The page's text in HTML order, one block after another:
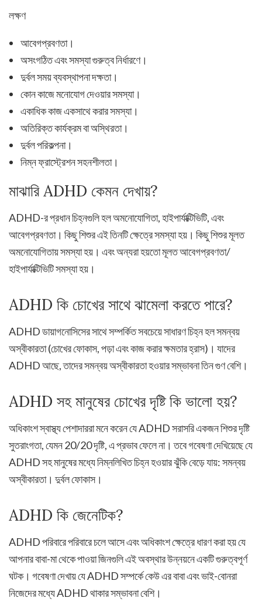
লক্ষণ
আবেগপ্রবণতা।
অসংগঠিত এবং সমস্যা গুরুত্ব নির্ধারণে।
দুর্বল সময় ব্যবস্থাপনা দক্ষতা।
কোন কাজে মনোযোগ দেওয়ার সমস্যা।
একাধিক কাজ একসাথে করার সমস্যা।
অতিরিক্ত কার্যক্রম বা অস্থিরতা।
দুর্বল পরিকল্পনা।
নিম্ন ফ্রাস্ট্রেশন সহনশীলতা।
মাঝারি ADHD কেমন দেখায়?
ADHD-র প্রধান চিহ্নগুলি হল অমনোযোগিতা, হাইপার্যাক্টিভিটি, এবং
আবেগপ্রবণতা। কিছু শিশুর এই তিনটি ক্ষেত্রে সমস্যা হয়। কিছু শিশুর মূলত
অমনোযোগিতায় সমস্যা হয়। এবং অন্যরা হয়তো মূলত আবেগপ্রবণতা/
হাইপার্যাক্টিভিটি সমস্যা হয়।
ADHD কি চোখের সাথে ঝামেলা করতে পারে?
ADHD ডায়াগনোসিসের সাথে সম্পর্কিত সবচেয়ে সাধারণ চিহ্ন হল সমন্বয়
অস্বীকারতা (চোখের ফোকাস, পড়া এবং কাজ করার ক্ষমতার হ্রাস)। যাদের
ADHD আছে, তাদের সমন্বয় অস্বীকারতা হওয়ার সম্ভাবনা তিন গুণ বেশি।
ADHD সহ মানুষের চোখের দৃষ্টি কি ভালো হয়?
অধিকাংশ স্বাস্থ্য পেশাদাররা মনে করেন যে ADHD সরাসরি একজন শিশুর দৃষ্টি
সুতরাংগতা, যেমন 20/20 দৃষ্টি, এ প্রভাব ফেলে না। তবে গবেষণা দেখিয়েছে যে
ADHD সহ মানুষের মধ্যে নিম্নলিখিত চিহ্ন হওয়ার ঝুঁকি বেড়ে যায়: সমন্বয়
অস্বীকারতা। দুর্বল ফোকাস।
ADHD কি জেনেটিক?
ADHD পরিবারে পরিবারে চলে আসে এবং অধিকাংশ ক্ষেত্রে ধারণ করা হয় যে
আপনার বাবা-মা থেকে পাওয়া জিনগুলি এই অবস্থার উন্নয়নে একটি গুরুত্বপূর্ণ
ঘটক। গবেষণা দেখায় যে ADHD সম্পর্কে কেউ এর বাবা এবং ভাই-বোনরা
নিজেদের মধ্যে ADHD থাকার সম্ভাবনা বেশি।